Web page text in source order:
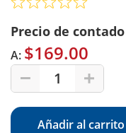
Precio de contado
A: $169.00
1
Añadir al carrito